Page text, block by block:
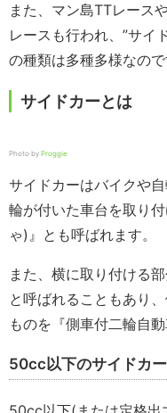
また、マン島TTレース
レースも行われ、”サイ
の種類は多種多様なので
サイドカーとは
Photo by Proggie
サイドカーはバイクや
輪が付いた車台を取り
ゃ)』とも呼ばれます。
また、横に取り付ける
と呼ばれることもあり
ものを『側車付二輪自
50cc以下のサイドカ